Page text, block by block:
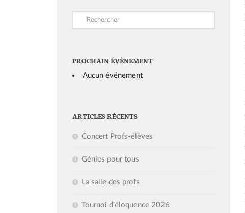
PROCHAIN ÉVÈNEMENT
Aucun événement
ARTICLES RÉCENTS
Concert Profs-élèves
Génies pour tous
La salle des profs
Tournoi d’éloquence 2026